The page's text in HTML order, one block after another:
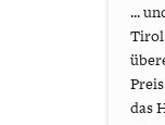
...
Tirol
das